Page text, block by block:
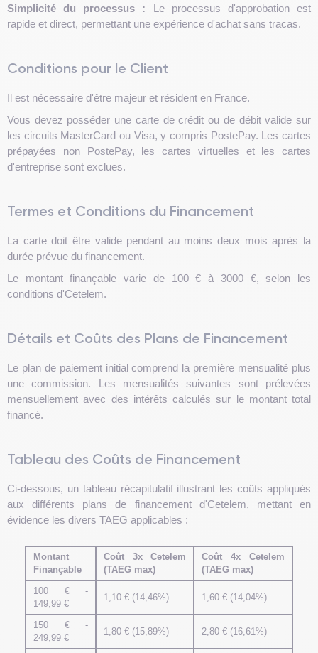
Simplicité du processus : Le processus d'approbation est
rapide et direct, permettant une expérience d'achat sans tracas.
Conditions pour le Client
Il est nécessaire d'être majeur et résident en France.
Vous devez posséder une carte de crédit ou de débit valide sur
les circuits MasterCard ou Visa, y compris PostePay. Les cartes
prépayées non PostePay, les cartes virtuelles et les cartes
d'entreprise sont exclues.
Termes et Conditions du Financement
La carte doit être valide pendant au moins deux mois après la
durée prévue du financement.
Le montant finançable varie de 100 € à 3000 €, selon les
conditions d'Cetelem.
Détails et Coûts des Plans de Financement
Le plan de paiement initial comprend la première mensualité plus
une commission. Les mensualités suivantes sont prélevées
mensuellement avec des intérêts calculés sur le montant total
financé.
Tableau des Coûts de Financement
Ci-dessous, un tableau récapitulatif illustrant les coûts appliqués
aux différents plans de financement d'Cetelem, mettant en
évidence les divers TAEG applicables :
Montant
Finançable
Coût 3x Cetelem
(TAEG max)
Coût 4x Cetelem
(TAEG max)
100 € -
149,99 €
1,10 € (14,46%) 1,60 € (14,04%)
150 € -
249,99 €
1,80 € (15,89%) 2,80 € (16,61%)